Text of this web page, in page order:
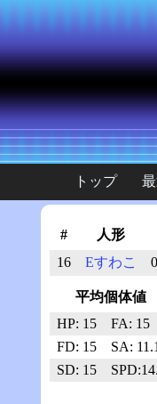
トップ
# 人形
16
Eすわこ
平均個体値
HP: 15
FA: 15
FD: 15
SA: 11.1
SD: 15